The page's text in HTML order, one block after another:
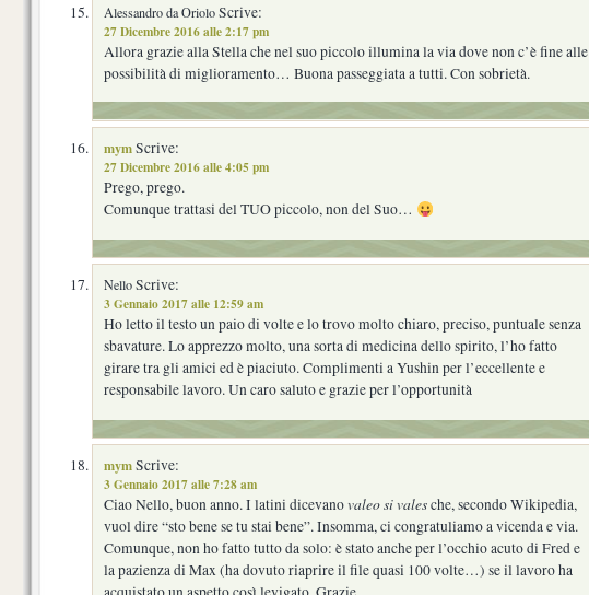
Alessandro da OrioloScrive:
27 Dicembre 2016 alle 2:17 pm
Allora grazie alla Stella che nel suo piccolo illumina la via dove non c’è fine alle
possibilità di miglioramento… Buona passeggiata a tutti. Con sobrietà.
mymScrive:
27 Dicembre 2016 alle 4:05 pm
Prego, prego.
Comunque trattasi del TUO piccolo, non del Suo…
NelloScrive:
3 Gennaio 2017 alle 12:59 am
Ho letto il testo un paio di volte e lo trovo molto chiaro, preciso, puntuale senza
sbavature. Lo apprezzo molto, una sorta di medicina dello spirito, l’ho fatto
girare tra gli amici ed è piaciuto. Complimenti a Yushin per l’eccellente e
responsabile lavoro. Un caro saluto e grazie per l’opportunità
mymScrive:
3 Gennaio 2017 alle 7:28 am
Ciao Nello, buon anno. I latini dicevanovaleo si valesche, secondo Wikipedia,
vuol dire “sto bene se tu stai bene”. Insomma, ci congratuliamo a vicenda e via.
Comunque, non ho fatto tutto da solo: è stato anche per l’occhio acuto di Fred e
la pazienza di Max (ha dovuto riaprire il file quasi 100 volte…) se il lavoro ha